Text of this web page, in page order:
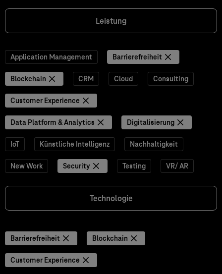
Leistung
Application Management Barrierefreiheit
Blockchain CRM Cloud Consulting
Customer Experience
Data Platform & Analytics Digitalisierung
IoT Künstliche Intelligenz Nachhaltigkeit
New Work Security Testing VR/ AR
Technologie
Barrierefreiheit Blockchain
Customer Experience